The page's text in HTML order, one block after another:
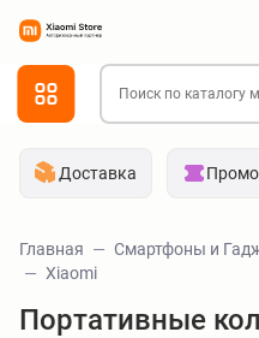
Доставка
Главная Смартфоны и
Xiaomi
Портативные